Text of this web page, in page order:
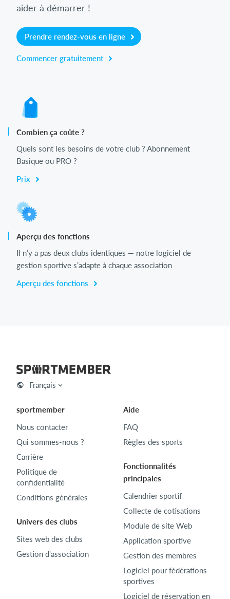
aider à démarrer !
Prendre rendez-vous en ligne
Commencer gratuitement
Combien ça coûte ?
Quels sont les besoins de votre club ? Abonnement
Basique ou PRO ?
Prix
Aperçu des fonctions
Il n’y a pas deux clubs identiques — notre logiciel de
gestion sportive s’adapte à chaque association
Aperçu des fonctions
Français
sportmember
Nous contacter
Qui sommes-nous ?
Carrière
Politique de
confidentialité
Conditions générales
Univers des clubs
Sites web des clubs
Gestion d'association
Aide
FAQ
Règles des sports
Fonctionnalités
principales
Calendrier sportif
Collecte de cotisations
Module de site Web
Application sportive
Gestion des membres
Logiciel pour fédérations
sportives
Logiciel de réservation en